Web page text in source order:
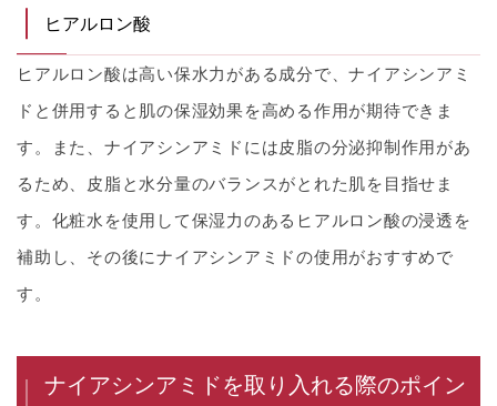
ヒアルロン酸
ヒアルロン酸は高い保水力がある成分で、ナイアシンアミ
ドと併用すると肌の保湿効果を高める作用が期待できま
す。また、ナイアシンアミドには皮脂の分泌抑制作用があ
るため、皮脂と水分量のバランスがとれた肌を目指せま
す。化粧水を使用して保湿力のあるヒアルロン酸の浸透を
補助し、その後にナイアシンアミドの使用がおすすめで
す。
ナイアシンアミドを取り入れる際のポイン